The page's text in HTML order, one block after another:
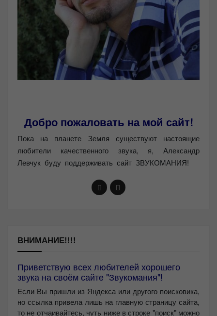
Добро пожаловать на мой сайт!
Пока на планете Земля существуют настоящие
любители качественного звука, я, Александр
Левчук буду поддерживать сайт ЗВУКОМАНИЯ!
ВНИМАНИЕ!!!!
Приветствую всех любителей хорошего
звука на своём сайте "Звукомания"!
Если Вы пришли из Яндекса или другого поисковика,
но ссылка привела лишь на главную страницу сайта,
то не отчаивайтесь, чуть ниже в строке "поиск" можно